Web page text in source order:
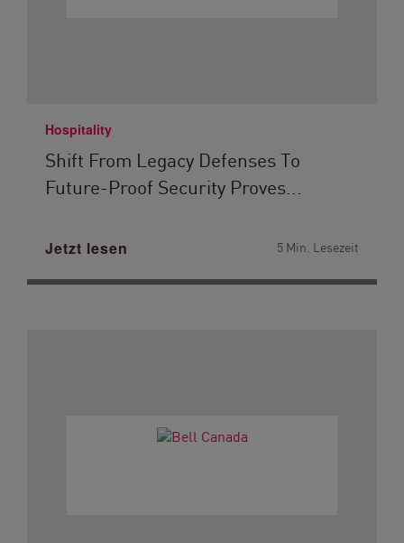
Hospitality
Shift From Legacy Defenses To
Future-Proof Security Proves...
Jetzt lesen 5 Min. Lesezeit